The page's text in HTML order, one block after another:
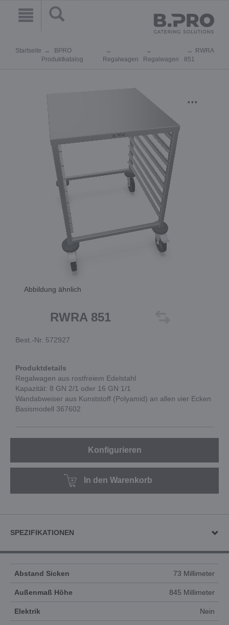
Startseite
BPRO
Produktkatalog
Regalwagen Regalwagen
RWRA
851
...
Abbildung ähnlich
RWRA 851
Best.-Nr. 572927
Produktdetails
Regalwagen aus rostfreiem Edelstahl
Kapazität: 8 GN 2/1 oder 16 GN 1/1
Wandabweiser aus Kunststoff (Polyamid) an allen vier Ecken
Basismodell 367602
Konfigurieren
In den Warenkorb
SPEZIFIKATIONEN
Abstand Sicken 73 Millimeter
Außenmaß Höhe 845 Millimeter
Elektrik Nein